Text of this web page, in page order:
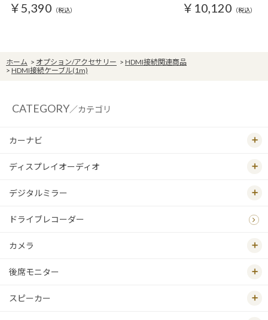
￥5,390 （税込） ￥10,120 （税込）
ホーム > オプション/アクセサリー > HDMI接続関連商品
> HDMI接続ケーブル(1m)
CATEGORY／カテゴリ
カーナビ
ディスプレイオーディオ
デジタルミラー
ドライブレコーダー
カメラ
後席モニター
スピーカー